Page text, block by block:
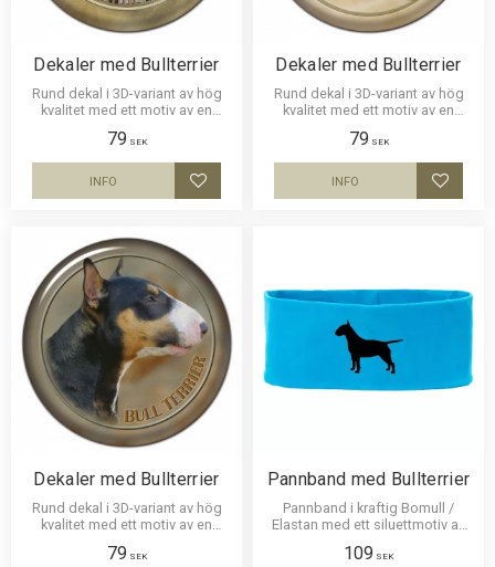
Dekaler med Bullterrier
Rund dekal i 3D-variant av hög
kvalitet med ett motiv av en
i diameter.
79 SEK
Lägg till i favoriter
INFO
Dekaler med Bullterrier
Rund dekal i 3D-variant av hög
kvalitet med ett motiv av en
i diameter.
79 SEK
Lägg
INFO
Dekaler med Bullterrier
Rund dekal i 3D-variant av hög
kvalitet med ett motiv av en
cm och 15 cm i diameter.
79 SEK
Pannband med Bullterrier
Pannband i kraftig Bomull /
Elastan med ett siluettmotiv av
109 SEK